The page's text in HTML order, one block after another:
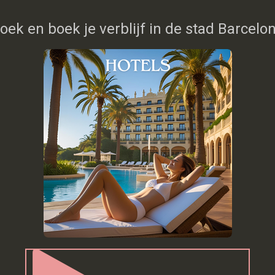
en boek je verblijf in de stad